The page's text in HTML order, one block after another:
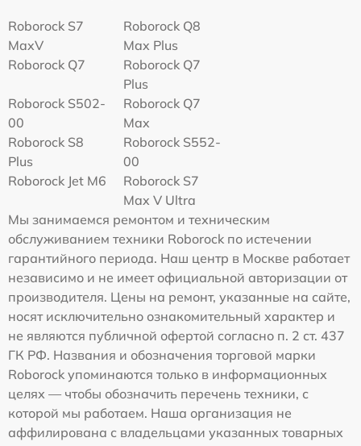
Roborock S7
MaxV
Roborock Q8
Max Plus
Roborock Q7
Roborock Q7
Plus
Roborock S502-
00
Roborock Q7
Max
Roborock S8
Plus
Roborock S552-
00
Roborock Jet M6
Roborock S7
Max V Ultra
Мы занимаемся ремонтом и техническим
обслуживанием техники Roborock по истечении
гарантийного периода. Наш центр в Москве работает
независимо и не имеет официальной авторизации от
производителя. Цены на ремонт, указанные на сайте,
носят исключительно ознакомительный характер и
не являются публичной офертой согласно п. 2 ст. 437
ГК РФ. Названия и обозначения торговой марки
Roborock упоминаются только в информационных
целях — чтобы обозначить перечень техники, с
которой мы работаем. Наша организация не
аффилирована с владельцами указанных товарных